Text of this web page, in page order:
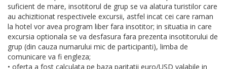
suficient de mare, insotitorul de grup se va alatura turistilor care
au achizitionat respectivele excursii, astfel incat cei care raman
la hotel vor avea program liber fara insotitor; in situatia in care
excursia optionala se va desfasura fara prezenta insotitorului de
grup (din cauza numarului mic de participanti), limba de
comunicare va fi engleza;
• oferta a fost calculata pe baza paritatii euro/USD valabile in